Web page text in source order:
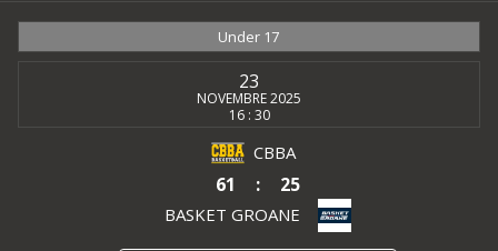
Under 17
23
NOVEMBRE 2025
16 : 30
CBBA
61 : 25
BASKET GROANE